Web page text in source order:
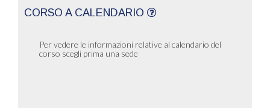
CORSO A CALENDARIO
Per vedere le informazioni relative al calendario del
corso scegli prima una sede